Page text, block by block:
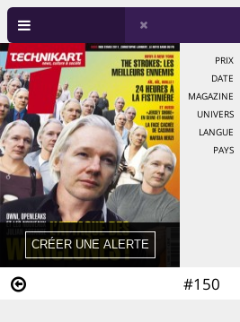
#150
PRIX
DATE
MAGAZINE
UNIVERS
LANGUE
PAYS